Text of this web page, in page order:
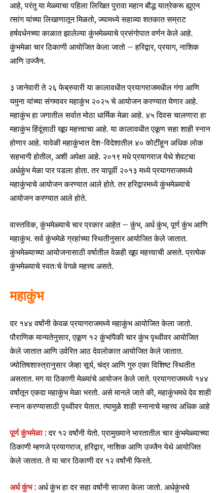
आहे, परंतु या मेळ्याचा पहिला लिखित पुरावा महान बौद्ध यात्रेकरू ह्युएन
त्सांग यांच्या लिखाणातून मिळतो, ज्यामध्ये सहाव्या शतकात सम्राट
हर्षवर्धनच्या काळात झालेल्या कुंभमेळ्याचे प्रसंगोपात वर्णन केले आहे.
कुंभमेळा चार ठिकाणी आयोजित केला जातो – हरिद्वार, प्रयाग, नाशिक
आणि उज्जैन.
३ जानेवारी ते २६ फेब्रुवारी या कालावधीत प्रयागराजमधील गंगा आणि
यमुना यांच्या संगमावर महाकुंभ २०२५ चे आयोजन करण्यात येणार आहे.
महाकुंभ हा जगातील सर्वात मोठा धार्मिक मेळा आहे. ४५ दिवस चालणारा हा
महाकुंभ हिंदूंसाठी खूप महत्त्वाचा आहे. या कालावधीत एकूण सहा शाही स्नान
होणार आहे. यावेळी महाकुंभात देश-विदेशातील ४० कोटींहून अधिक लोक
सहभागी होतील, अशी अपेक्षा आहे. २०१९ मधे प्रयागराज येथे शेवटचा
अर्धकुंभ मेळा पार पडला होता. तर यापूर्वी २०१३ मध्ये प्रयागराजमध्ये
महाकुंभाचे आयोजन करण्यात आले होते. तर हरिद्वारमध्ये कुंभमेळ्याचे
आयोजन करण्यात आले होते.
वास्तविक, कुंभमेळ्याचे चार प्रकार आहेत – कुंभ, अर्ध कुंभ, पूर्ण कुंभ आणि
महाकुंभ. सर्व कुंभमेळे ग्रहांच्या स्थितीनुसार आयोजित केले जातात.
कुंभमेळ्याच्या आयोजनासाठी वर्षातील वेळही खूप महत्त्वाची असते. प्रत्येक
कुंभमेळ्याचे स्वतःचे वेगळे महत्त्व असते.
महाकुंभ
दर १४४ वर्षांनी केवळ प्रयागराजमध्ये महाकुंभ आयोजित केला जातो.
पौराणिक मान्यतेनुसार, एकूण १२ कुंभांपैकी चार कुंभ पृथ्वीवर आयोजित
केले जातात आणि उर्वरित आठ देवलोकात आयोजित केले जातात.
ज्योतिषशास्त्रानुसार जेव्हा सूर्य, चंद्र आणि गुरु एका विशिष्ट स्थितीत
असतात. मग या ठिकाणी मेळ्यांचे आयोजन केले जाते. प्रयागराजमध्ये १४४
वर्षांतून एकदा महाकुंभ मेळा भरतो. असे मानले जाते की, महाकुंभमधे देव शाही
स्नान करण्यासाठी पृथ्वीवर येतात. त्यामुळे शाही स्नानाचे महत्त्व अधिक आहे
पूर्ण कुंभमेळा : दर १२ वर्षांनी येतो. प्रामुख्याने भारतातील चार कुंभमेळ्याच्या
ठिकाणी म्हणजे प्रयागराज, हरिद्वार, नाशिक आणि उज्जैन येथे आयोजित
केले जातात. ते या चार ठिकाणी दर १२ वर्षांनी फिरते.
अर्ध कुंभ : अर्ध कुंभ हा दर सहा वर्षांनी साजरा केला जातो. अर्धकुंभचे